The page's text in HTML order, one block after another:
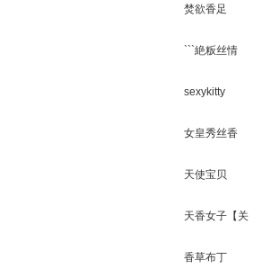
焚欲香足
```絶粄丝情
sexykitty
女皇秀丝香
天使宝贝
天香女子【关
闭】
香草布丁